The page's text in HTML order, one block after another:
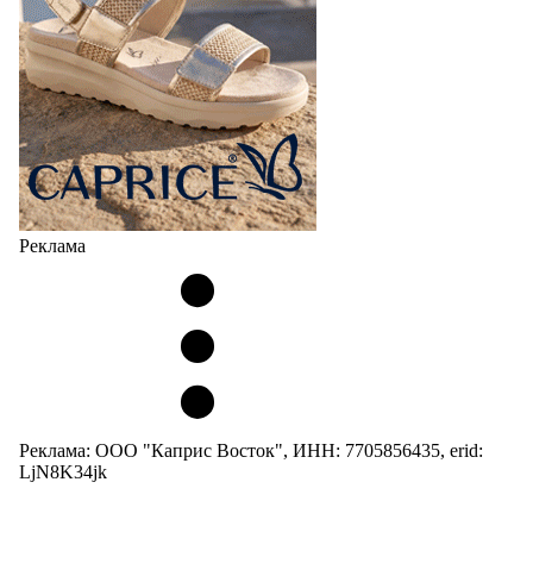
Реклама
Реклама: ООО "Каприс Восток", ИНН: 7705856435, erid:
LjN8K34jk